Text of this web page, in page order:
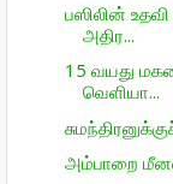
பஸிலின்
அதிர...
15 வயது
வெளியா...
அம்பாறை